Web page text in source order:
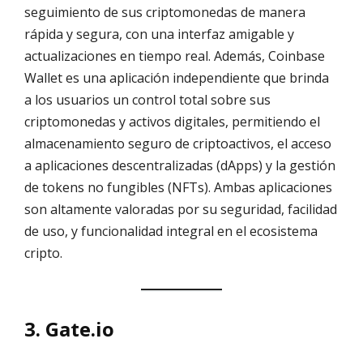
seguimiento de sus criptomonedas de manera
rápida y segura, con una interfaz amigable y
actualizaciones en tiempo real. Además, Coinbase
Wallet es una aplicación independiente que brinda
a los usuarios un control total sobre sus
criptomonedas y activos digitales, permitiendo el
almacenamiento seguro de criptoactivos, el acceso
a aplicaciones descentralizadas (dApps) y la gestión
de tokens no fungibles (NFTs). Ambas aplicaciones
son altamente valoradas por su seguridad, facilidad
de uso, y funcionalidad integral en el ecosistema
cripto.
3. Gate.io